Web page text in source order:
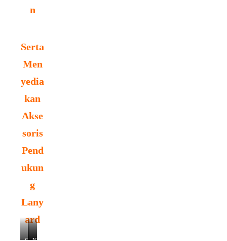
n
Serta
Men
yedia
kan
Akse
soris
Pend
ukun
g
Lany
ard